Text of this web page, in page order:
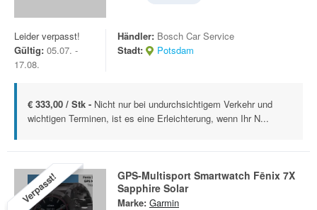
Leider verpasst!
Gültig: 05.07. -
17.08.
Händler: Bosch Car Service
Stadt:
Potsdam
€ 333,00 / Stk - Nicht nur bei undurchsichtigem Verkehr und
wichtigen Terminen, ist es eine Erleichterung, wenn Ihr N...
Verpasst!
GPS-Multisport Smartwatch Fēnix 7X
Sapphire Solar
Marke: Garmin